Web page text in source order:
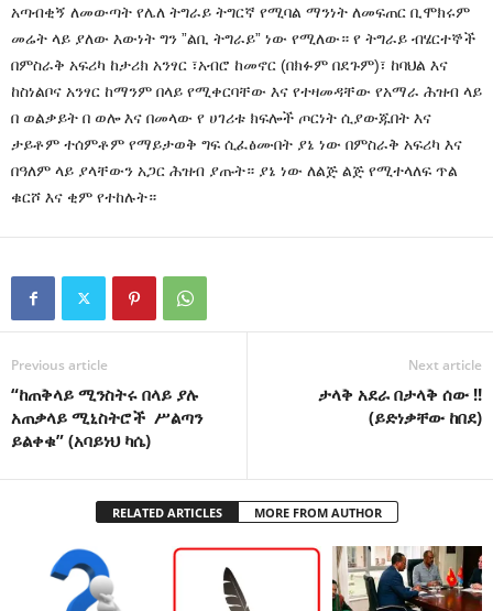
አጣብቂኝ ለመውጣት የሌለ ትግራይ ትግርኛ የሚባል ማንነት ለመፍጠር ቢሞክሩም
መሬት ላይ ያለው እውነት ግን ”ልቢ ትግራይ” ነው የሚለው። የ ትግራይ ብሄርተኞች
በምስራቅ አፍሪካ ከታሪክ አንፃር ፣አብሮ ከመኖር (በክፉም በደጉም)፣ ከባህል እና
ከስነልቦና አንፃር ከማንም በላይ የሚቀርባቸው እና የተዛመዳቸው የአማራ ሕዝብ ላይ
በ ወልቃይት በ ወሎ እና በመላው የ ሀገሪቱ ክፍሎች ጦርነት ሲያውጁበት እና
ታይቶም ተሰምቶም የማይታወቅ ግፍ ሲፈፅሙበት ያኔ ነው በምስራቅ አፍሪካ እና
በዓለም ላይ ያላቸውን አጋር ሕዝብ ያጡት። ያኔ ነው ለልጅ ልጅ የሚተላለፍ ጥል
ቁርሾ እና ቂም የተከሉት።
Previous article
“ከጠቅላይ ሚንስትሩ በላይ ያሉ
አጠቃላይ ሚኒስትሮች ሥልጣን
ይልቀቁ” (አባይነህ ካሴ)
Next article
ታላቅ አደራ በታላቅ ሰው !!
(ይድነቃቸው ከበደ)
RELATED ARTICLES MORE FROM AUTHOR